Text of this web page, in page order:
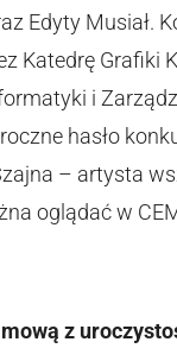
Edyty Musiał.
Katedrę Grafiki
i
hasło
– artysta
oglądać w
z